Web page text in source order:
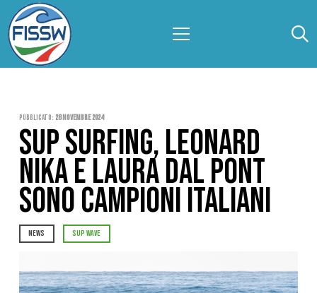
Pubblicato: 28 Novembre 2024
SUP SURFING, LEONARD
NIKA E LAURA DAL PONT
SONO CAMPIONI ITALIANI
NEWS SUP WAVE